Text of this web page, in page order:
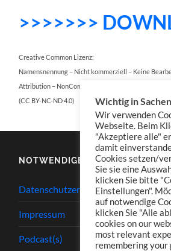
>>>>>>> DO
Creative Common Lizenz:
Namensnennung – Nicht kommerziell – Keine
Attribution – NonCommercial – NoDerivatives 4.0
(CC BY-NC-ND 4.0)
NOTWENDIGES
Datenschutzerklärung
Impressum
Podcast(s)
Wichtig in
Wir verwenden
Webseite. Beim
"Akzeptiere alle"
damit
Cookies setzen/
Sie sie eine
klicken Sie bitte
Einstellungen".
auf notwendige
klicken Sie "Alle
cookies on our
most relevant
remembering your